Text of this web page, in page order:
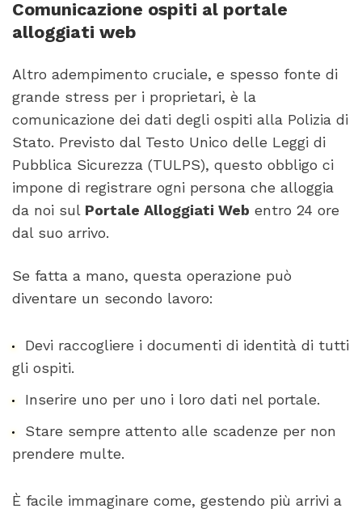
Comunicazione ospiti al portale
alloggiati web
Altro adempimento cruciale, e spesso fonte di
grande stress per i proprietari, è la
comunicazione dei dati degli ospiti alla Polizia di
Stato. Previsto dal Testo Unico delle Leggi di
Pubblica Sicurezza (TULPS), questo obbligo ci
impone di registrare ogni persona che alloggia
da noi sul Portale Alloggiati Web entro 24 ore
dal suo arrivo.
Se fatta a mano, questa operazione può
diventare un secondo lavoro:
Devi raccogliere i documenti di identità di tutti
gli ospiti.
Inserire uno per uno i loro dati nel portale.
Stare sempre attento alle scadenze per non
prendere multe.
È facile immaginare come, gestendo più arrivi a